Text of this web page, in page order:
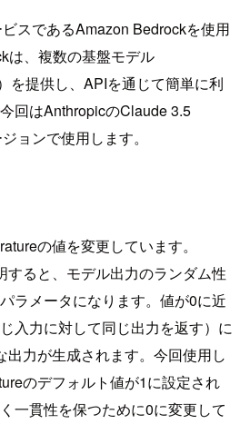
スであるAmazon Bedrockを使用
は、複数の基盤モデル
を提供し、APIを通じて簡単に利
回はAnthropicのClaude 3.5
ョンで使用します。
の値を変更しています。
すると、モデル出力のランダム性
ラメータになります。値が0に近
入力に対して同じ出力を返す）に
出力が生成されます。今回使用し
のデフォルト値が1に設定され
一貫性を保つために0に変更して